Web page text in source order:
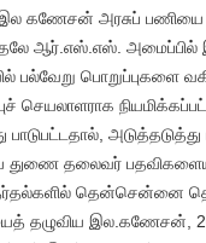
கணேசன் அரசுப் பணியை
ஆர்.எஸ்.எஸ்.
பல்வேறு பொறுப்புகளை
செயலாளராக
அடுத்தடுத்து
துணை தலைவர்
தென்சென்னை
தழுவிய இல.கணேசன்,